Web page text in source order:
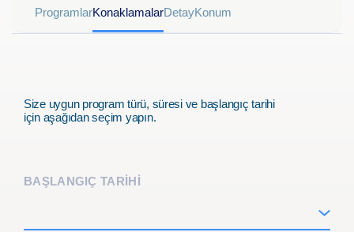
ProgramlarKonaklamalarDetayKonum
Size uygun program türü, süresi ve başlangıç tarihi
için aşağıdan seçim yapın.
BAŞLANGIÇ TARİHİ